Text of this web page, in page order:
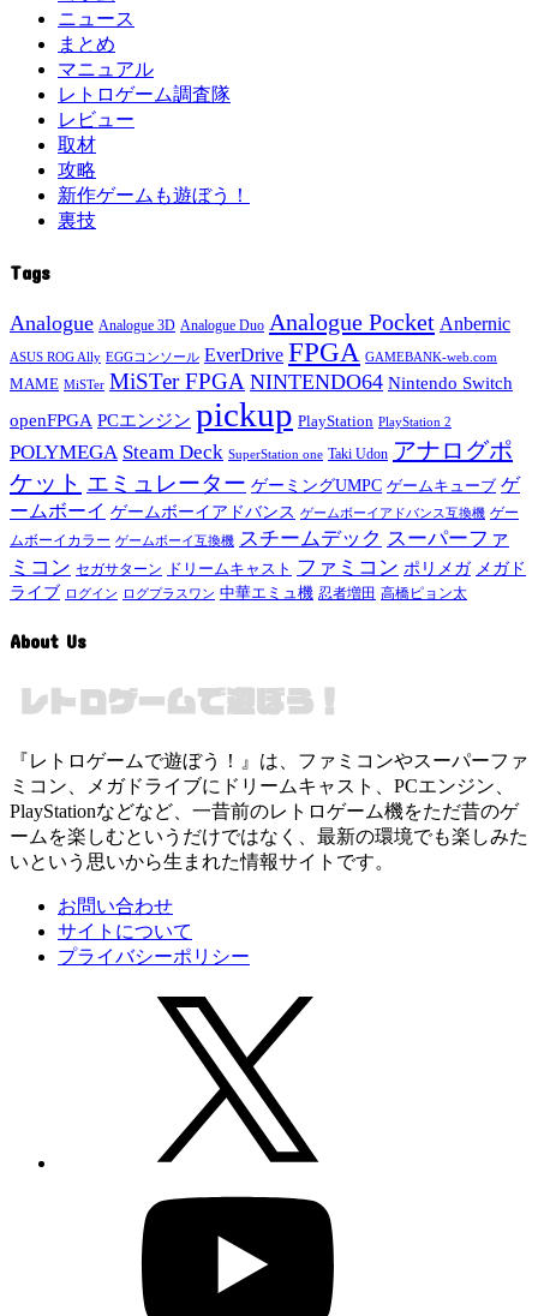
ニュース
まとめ
マニュアル
レトロゲーム調査隊
レビュー
取材
攻略
新作ゲームも遊ぼう！
裏技
Tags
Analogue Analogue 3D Analogue Duo Analogue Pocket Anbernic
ASUS ROG Ally EGGコンソール EverDrive FPGA GAMEBANK-web.com
MAME MiSTer MiSTer FPGA NINTENDO64 Nintendo Switch
openFPGA PCエンジン pickup PlayStation PlayStation 2
POLYMEGA Steam Deck SuperStation one Taki Udon アナログポ
ケット エミュレーター ゲーミングUMPC ゲームキューブ ゲ
ームボーイ ゲームボーイアドバンス ゲームボーイアドバンス互換機 ゲー
ムボーイカラー ゲームボーイ互換機 スチームデック スーパーファ
ミコン セガサターン ドリームキャスト ファミコン ポリメガ メガド
ライブ ログイン ログプラスワン 中華エミュ機 忍者増田 高橋ピョン太
About Us
『レトロゲームで遊ぼう！』は、ファミコンやスーパーファ
ミコン、メガドライブにドリームキャスト、PCエンジン、
PlayStationなどなど、一昔前のレトロゲーム機をただ昔のゲ
ームを楽しむというだけではなく、最新の環境でも楽しみた
いという思いから生まれた情報サイトです。
お問い合わせ
サイトについて
プライバシーポリシー